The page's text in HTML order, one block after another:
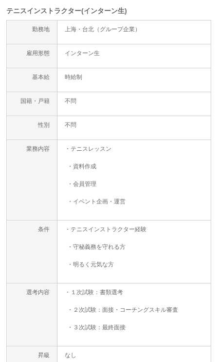
テニスインストラクター(インターン生)
勤務地 上海・台北（グループ企業）
雇用形態 インターン生
基本給 時給制
国籍・戸籍 不問
性別 不問
業務内容 ・テニスレッスン
・資料作成
・会員管理
・イベント企画・運営
条件 ・テニスインストラクター経験
・守秘義務を守れる方
・明るく元気な方
選考内容 ・１次試験：書類選考
・２次試験：面接・コーチングスキル審査
・３次試験：最終面接
昇級 なし